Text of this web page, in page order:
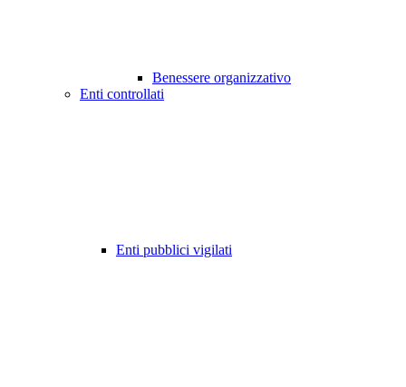
Benessere organizzativo
Enti controllati
Enti pubblici vigilati